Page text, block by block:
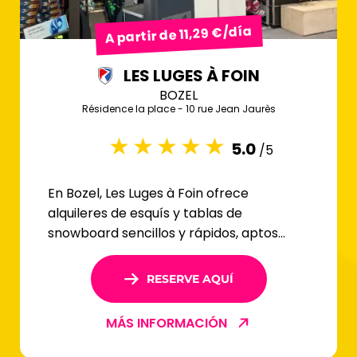
A partir de 11,29 €/día
LES LUGES À FOIN
BOZEL
Résidence la place - 10 rue Jean Jaurès
5.0 /5
En Bozel, Les Luges à Foin ofrece
alquileres de esquís y tablas de
snowboard sencillos y rápidos, aptos
para todos los niveles.
RESERVE AQUÍ
MÁS INFORMACIÓN